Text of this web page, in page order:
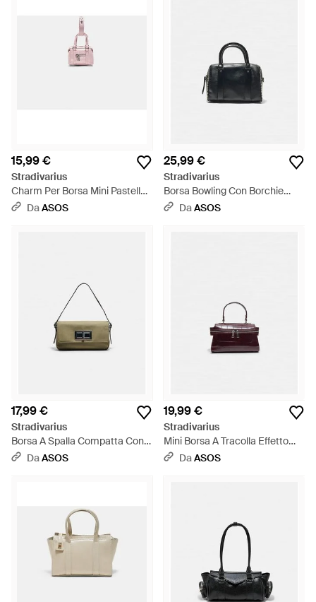
15,99 €
Stradivarius
Charm Per Borsa Mini Pastello -
RosaDaASOS
25,99 €
Stradivarius
Borsa Bowling Con Borchie
Nera - Nero
DaASOS
17,99 €
Stradivarius
Borsa A Spalla Compatta Con
Chiusura Metallica Color Kaki -
DaASOS
19,99 €
Stradivarius
Mini Borsa A Tracolla Effetto
Cocco Bordeaux - Bianco
DaASOS